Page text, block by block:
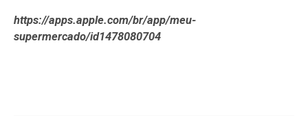
https://apps.apple.com/br/app/meu-
supermercado/id1478080704